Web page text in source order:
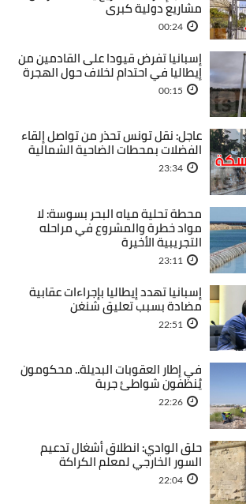
مشاريع دولية كبرى
00:24
إسبانيا تفرض قيودا على القادمين من
إيطاليا في احتدام لخلاف حول الهجرة
00:15
عاجل: نقل تونس تحذر من تواصل إلقاء
الفضلات بمحطات الضاحية الشمالية
23:34
محطة تحلية مياه البحر بسوسة: لا
مواد خطرة والمشروع في مراحله
التجريبية الأخيرة
23:11
إسبانيا تهدد إيطاليا بإجراءات عقابية
مضادة بسبب تعليق شنغن
22:51
في إطار العقوبات البديلة.. محكومون
يُنظفون شواطئ جربة
22:26
حلق الوادي: انطلاق أشغال تدعيم
السور الخارجي لمعلم الكراكة
22:04